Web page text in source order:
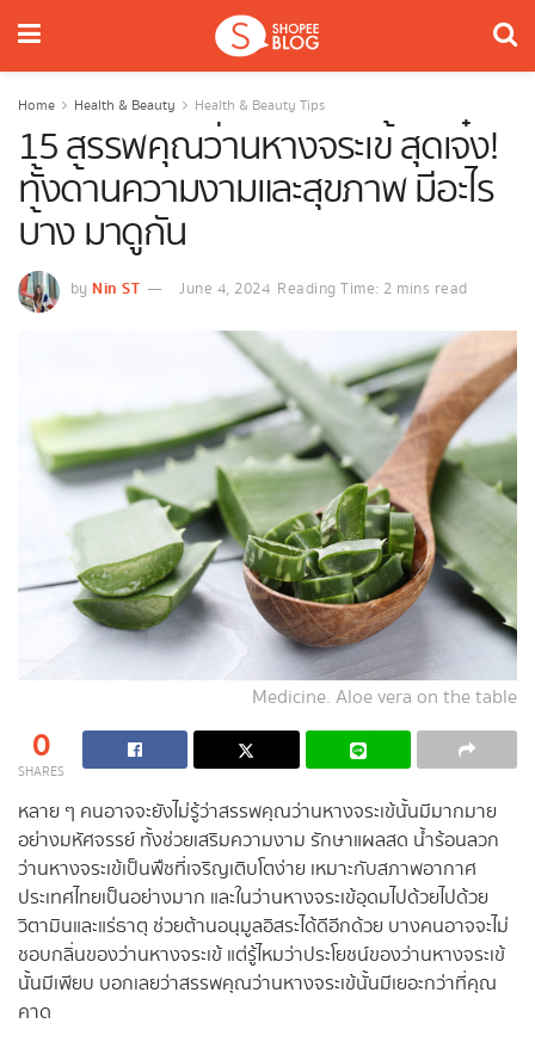
Home Health & Beauty Health & Beauty Tips
15 สรรพคุณว่านหางจระเข้ สุดเจ๋ง!
ทั้งด้านความงามและสุขภาพ มีอะไร
บ้าง มาดูกัน
by Nin ST June 4, 2024 Reading Time: 2 mins read
Medicine. Aloe vera on the table
0
SHARES
หลาย ๆ คนอาจจะยังไม่รู้ว่าสรรพคุณว่านหางจระเข้นั้นมีมากมาย
อย่างมหัศจรรย์ ทั้งช่วยเสริมความงาม รักษาแผลสด น้ำร้อนลวก
ว่านหางจระเข้เป็นพืชที่เจริญเติบโตง่าย เหมาะกับสภาพอากาศ
ประเทศไทยเป็นอย่างมาก และในว่านหางจระเข้อุดมไปด้วยไปด้วย
วิตามินและแร่ธาตุ ช่วยต้านอนุมูลอิสระได้ดีอีกด้วย บางคนอาจจะไม่
ชอบกลิ่นของว่านหางจระเข้ แต่รู้ไหมว่าประโยชน์ของว่านหางจระเข้
นั้นมีเพียบ บอกเลยว่าสรรพคุณว่านหางจระเข้นั้นมีเยอะกว่าที่คุณ
คาด